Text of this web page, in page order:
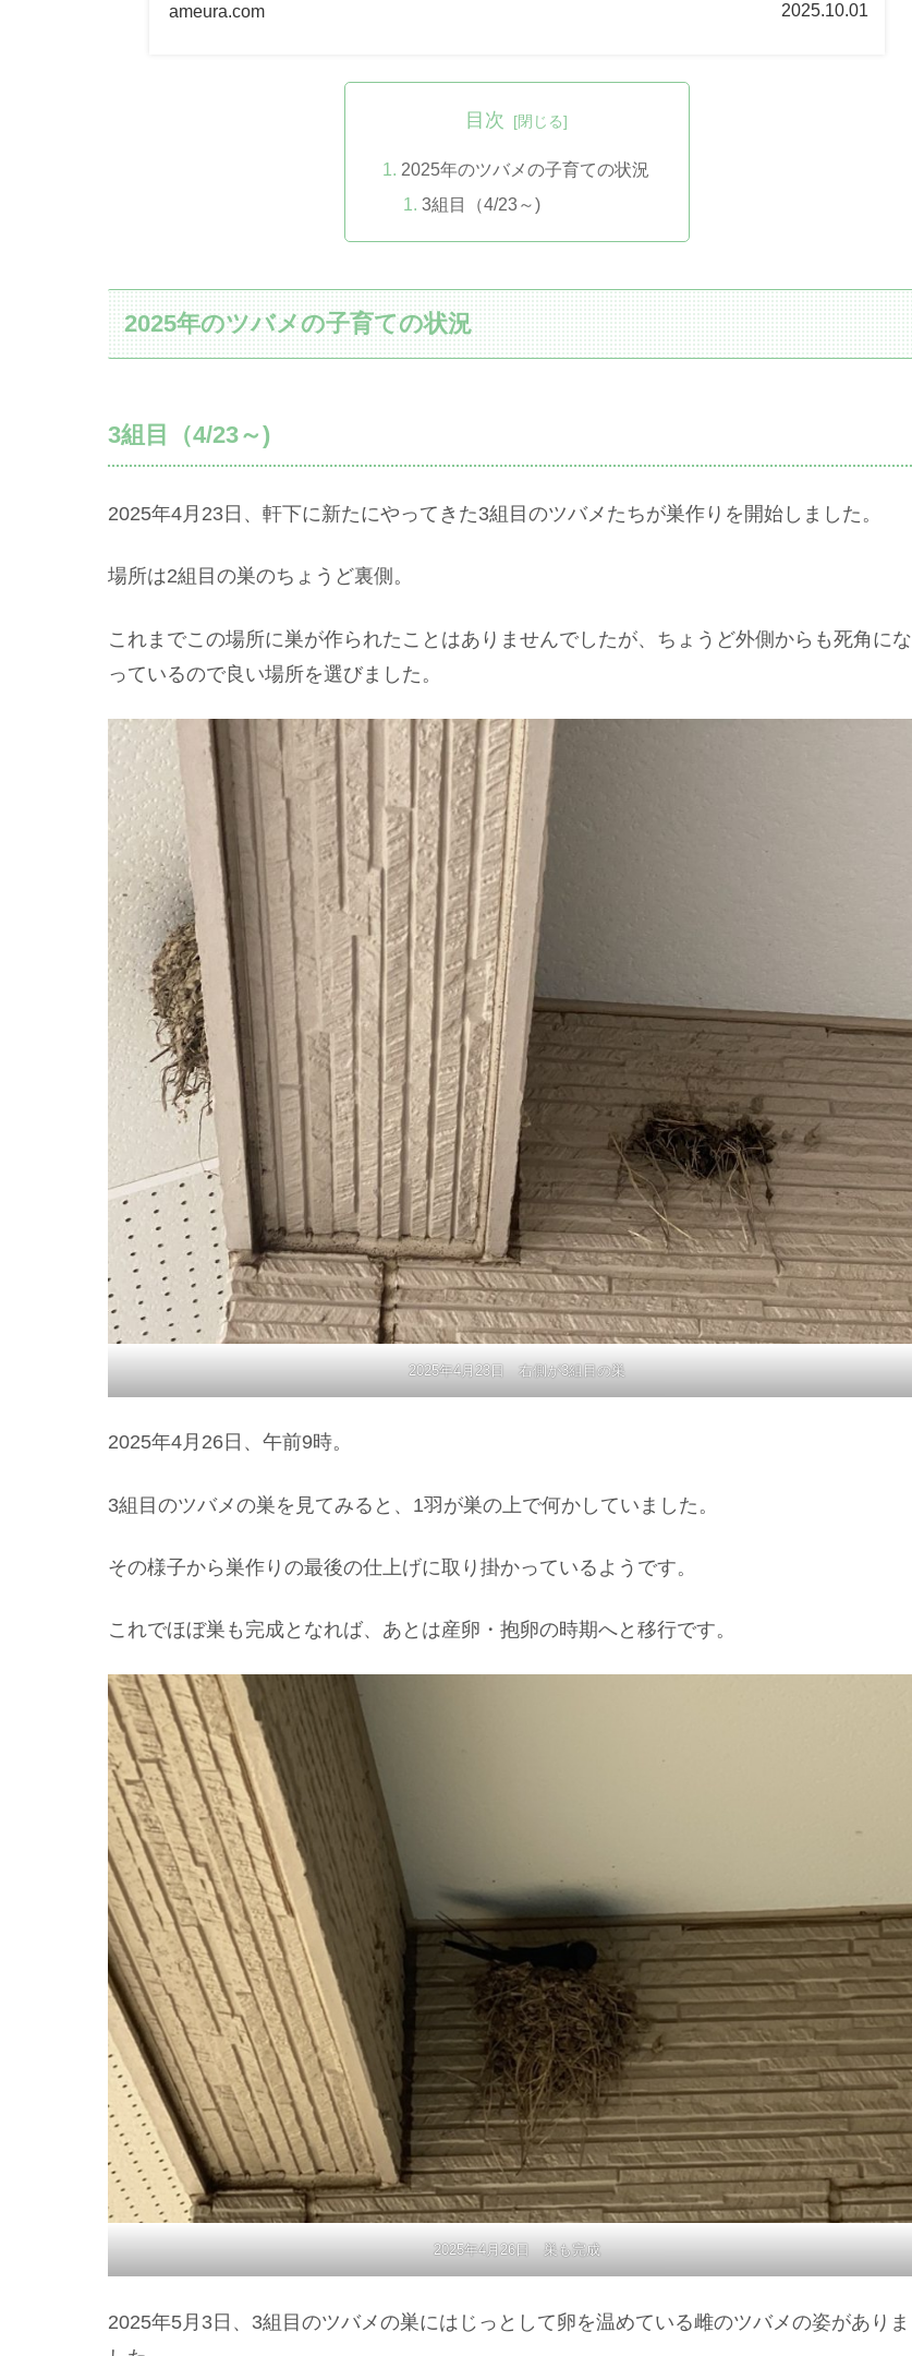
ameura.com 2025.10.01
目次
2025年のツバメの子育ての状況
3組目（4/23～)
2025年のツバメの子育ての状況
3組目（4/23～)
2025年4月23日、軒下に新たにやってきた3組目のツバメたちが巣作りを開始しました。
場所は2組目の巣のちょうど裏側。
これまでこの場所に巣が作られたことはありませんでしたが、ちょうど外側からも死角にな
っているので良い場所を選びました。
2025年4月23日 右側が3組目の巣
2025年4月26日、午前9時。
3組目のツバメの巣を見てみると、1羽が巣の上で何かしていました。
その様子から巣作りの最後の仕上げに取り掛かっているようです。
これでほぼ巣も完成となれば、あとは産卵・抱卵の時期へと移行です。
2025年4月26日 巣も完成
2025年5月3日、3組目のツバメの巣にはじっとして卵を温めている雌のツバメの姿がありま